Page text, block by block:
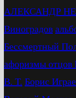
АЛЕКСАНДР
Виноградов
Бессмертный
афоризмы отцов
В. Т. Бориc